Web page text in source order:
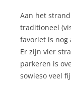
Aan het
traditioneel
favoriet is nog
Er zijn vier
parkeren is
sowieso veel